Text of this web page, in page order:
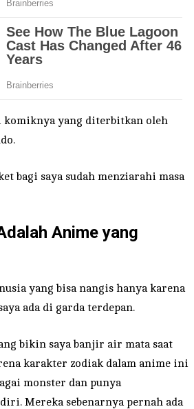
komiknya yang diterbitkan oleh
bagi saya sudah menziarahi masa
Anime yang
yang bisa nangis hanya karena
ada di garda terdepan.
bikin saya banjir air mata saat
karakter zodiak dalam anime ini
monster dan punya
Mereka sebenarnya pernah ada